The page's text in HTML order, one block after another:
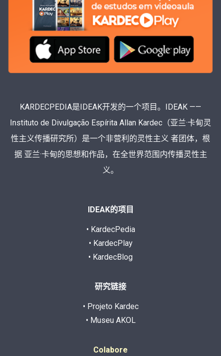
KARDECPEDIA是IDEAK开发的一个项目。IDEAK ——
Instituto de Divulgação Espírita Allan Kardec（亚兰·卡甸灵
性主义传播研究所）是一个非营利的灵性主义 者团体，根
据 亚兰·卡甸的思想和作品，在全世界范围内传播灵性主
义。
IDEAK的项目
• KardecPedia
• KardecPlay
• KardecBlog
研究链接
• Projeto Kardec
• Museu AKOL
Colabore